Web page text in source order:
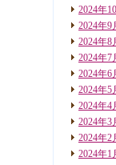
2024年
2024年9
2024年8
2024年7
2024年6
2024年5
2024年4
2024年3
2024年2
2024年1